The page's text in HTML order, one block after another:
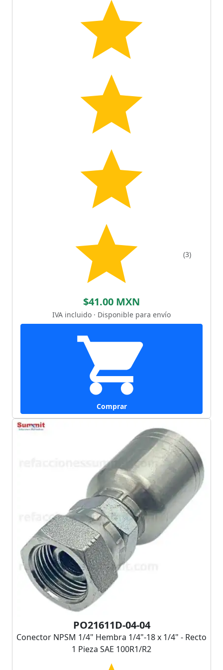
(3)
$41.00 MXN
IVA incluido · Disponible para envío
Comprar
PO21611D-04-04
Conector NPSM 1/4" Hembra 1/4"-18 x 1/4" - Recto
1 Pieza SAE 100R1/R2